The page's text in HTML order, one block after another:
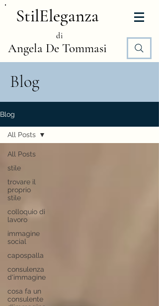
StilEleganza
di
Angela De Tommasi
Blog
Blog
All Posts
stile
trovare il
proprio
stile
colloquio di
lavoro
immagine
social
capospalla
consulenza
d'immagine
cosa fa un
consulente
All Posts